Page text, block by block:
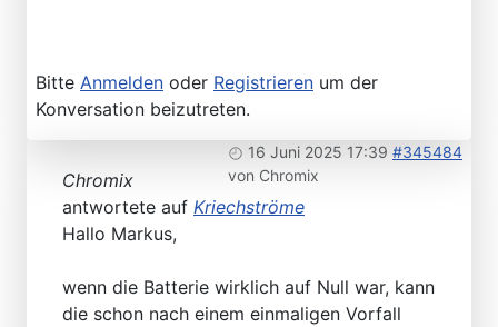
Bitte Anmelden oder Registrieren um der
Konversation beizutreten.
16 Juni 2025 17:39 #345484
von Chromix
Chromix
antwortete auf Kriechströme
Hallo Markus,
wenn die Batterie wirklich auf Null war, kann
die schon nach einem einmaligen Vorfall